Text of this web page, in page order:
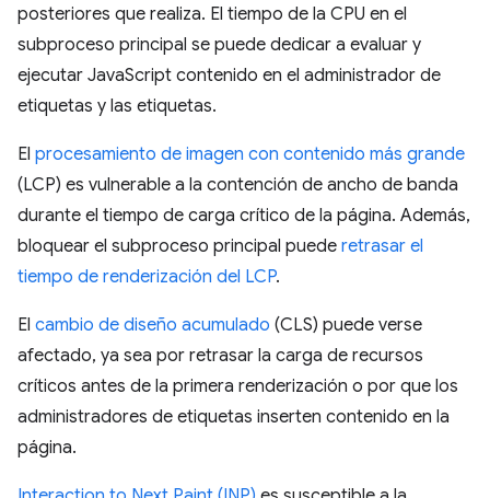
posteriores que realiza. El tiempo de la CPU en el
subproceso principal se puede dedicar a evaluar y
ejecutar JavaScript contenido en el administrador de
etiquetas y las etiquetas.
El procesamiento de imagen con contenido más grande
(LCP) es vulnerable a la contención de ancho de banda
durante el tiempo de carga crítico de la página. Además,
bloquear el subproceso principal puede retrasar el
tiempo de renderización del LCP.
El cambio de diseño acumulado (CLS) puede verse
afectado, ya sea por retrasar la carga de recursos
críticos antes de la primera renderización o por que los
administradores de etiquetas inserten contenido en la
página.